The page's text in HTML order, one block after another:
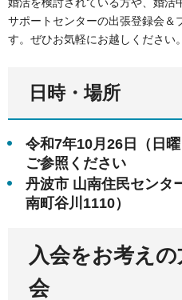
サポートセンターの出張登録会＆
す。ぜひお気軽にお越しください。
日時・場所
令和7年10月26日（日
ご参照ください
丹波市 山南住民センタ
南町谷川1110）
入会をお考え
会